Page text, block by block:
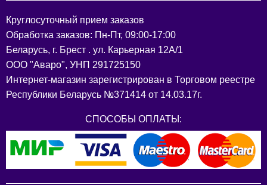
Круглосуточный прием заказов
Обработка заказов: Пн-Пт, 09:00-17:00
Беларусь, г. Брест . ул. Карьерная 12А/1
ООО "Аваро", УНП 291725150
Интернет-магазин зарегистрирован в Торговом реестре
Республики Беларусь №371414 от 14.03.17г.
СПОСОБЫ ОПЛАТЫ: